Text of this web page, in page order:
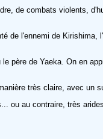
de combats violents,
de l'ennemi de
père de Yaeka. On en
très claire, avec un
ou au contraire, très